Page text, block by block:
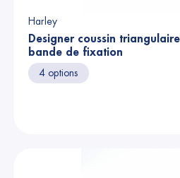
Harley
Designer coussin
bande de fixation
4 options